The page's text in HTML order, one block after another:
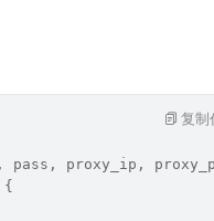
proxy_ip,
{
复制